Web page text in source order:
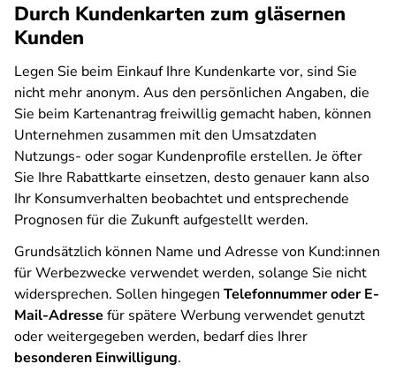
Durch Kundenkarten zum gläsernen
Kunden
Legen Sie beim Einkauf Ihre Kundenkarte vor, sind Sie
nicht mehr anonym. Aus den persönlichen Angaben, die
Sie beim Kartenantrag freiwillig gemacht haben, können
Unternehmen zusammen mit den Umsatzdaten
Nutzungs- oder sogar Kundenprofile erstellen. Je öfter
Sie Ihre Rabattkarte einsetzen, desto genauer kann also
Ihr Konsumverhalten beobachtet und entsprechende
Prognosen für die Zukunft aufgestellt werden.
Grundsätzlich können Name und Adresse von Kund:innen
für Werbezwecke verwendet werden, solange Sie nicht
widersprechen. Sollen hingegen Telefonnummer oder E-
Mail-Adresse für spätere Werbung verwendet genutzt
oder weitergegeben werden, bedarf dies Ihrer
besonderen Einwilligung.